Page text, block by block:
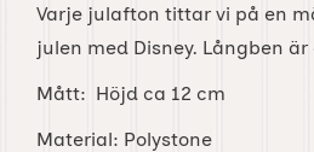
Varje julafton tittar vi på en
julen med Disney. Långben
Mått: Höjd ca 12 cm
Material: Polystone